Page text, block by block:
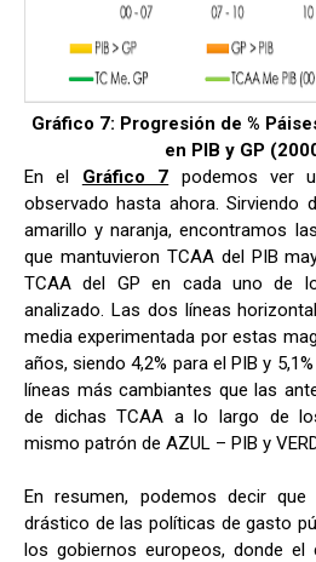
Gráfico 7: Progresión de %
en PIB y GP
En el Gráfico 7 podemos ver
observado hasta ahora. Sirviendo
amarillo y naranja, encontramos
que mantuvieron TCAA del PIB
TCAA del GP en cada uno de
analizado. Las dos líneas
media experimentada por estas
años, siendo 4,2% para el PIB y
líneas más cambiantes que las
de dichas TCAA a lo largo de
mismo patrón de AZUL – PIB y
En resumen, podemos decir
drástico de las políticas de gasto
los gobiernos europeos, donde el